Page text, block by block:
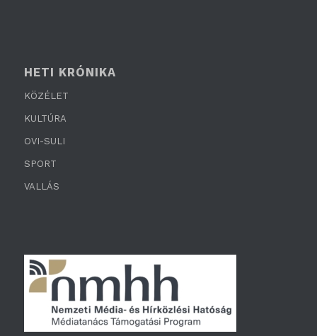
HETI KRÓNIKA
KÖZÉLET
KULTÚRA
OVI-SULI
SPORT
VALLÁS